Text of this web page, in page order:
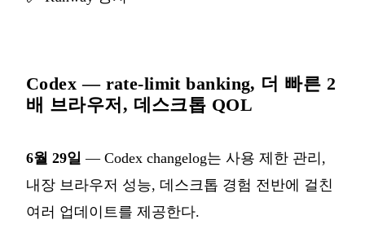
Codex — rate-limit banking, 더 빠른 2
배 브라우저, 데스크톱 QOL
6월 29일 — Codex changelog는 사용 제한 관리,
내장 브라우저 성능, 데스크톱 경험 전반에 걸친
여러 업데이트를 제공한다.